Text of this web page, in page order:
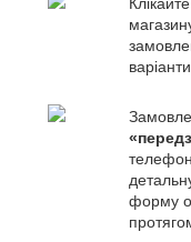
Клікайте
форму